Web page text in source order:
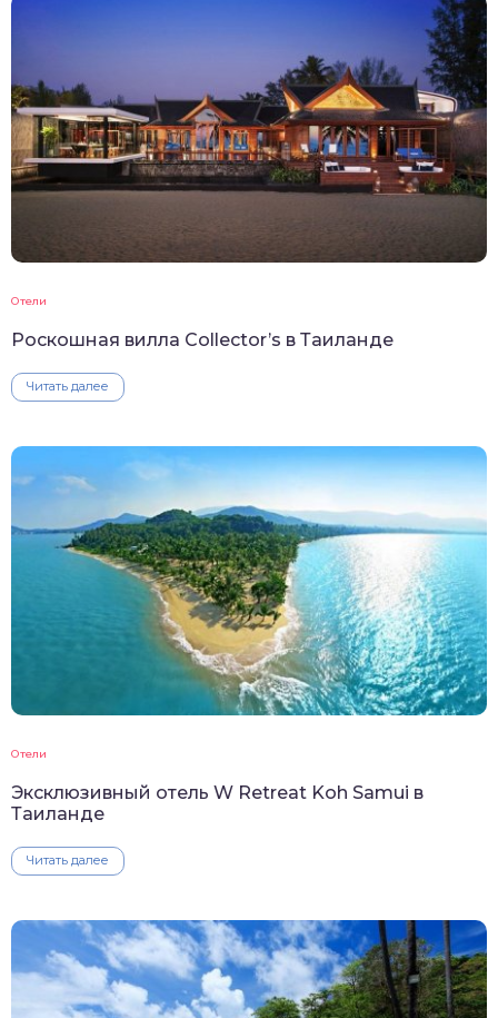
Отели
Роскошная вилла Collector’s в Таиланде
Читать далее
Отели
Эксклюзивный отель W Retreat Koh Samui в
Таиланде
Читать далее